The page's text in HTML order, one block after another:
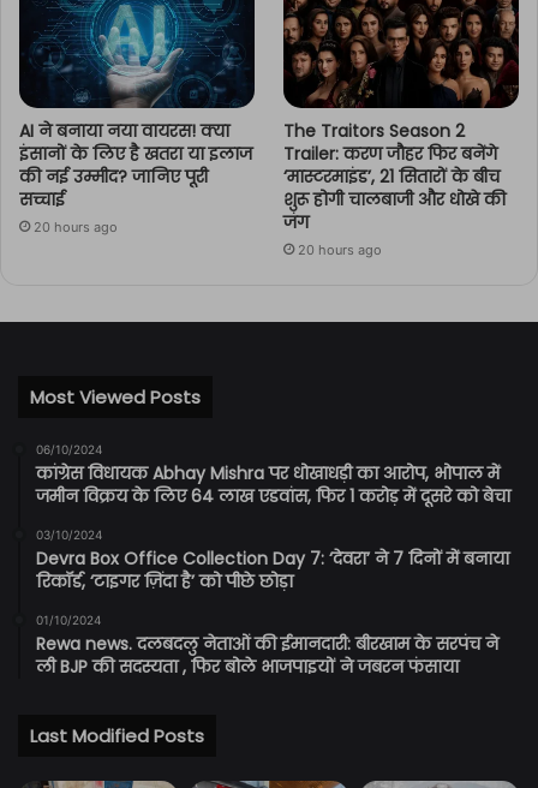
AI ने बनाया नया वायरस! क्या
इंसानों के लिए है खतरा या इलाज
की नई उम्मीद? जानिए पूरी
सच्चाई
20 hours ago
The Traitors Season 2
Trailer: करण जौहर फिर बनेंगे
‘मास्टरमाइंड’, 21 सितारों के बीच
शुरू होगी चालबाजी और धोखे की
जंग
20 hours ago
Most Viewed Posts
06/10/2024
कांग्रेस विधायक Abhay Mishra पर धोखाधड़ी का आरोप, भोपाल में
जमीन विक्रय के लिए 64 लाख एडवांस, फिर 1 करोड़ में दूसरे को बेचा
03/10/2024
Devra Box Office Collection Day 7: ‘देवरा’ ने 7 दिनों में बनाया
रिकॉर्ड, ‘टाइगर ज़िंदा है’ को पीछे छोड़ा
01/10/2024
Rewa news. दलबदलु नेताओं की ईमानदारी: बीरखाम के सरपंच ने
ली BJP की सदस्यता , फिर बोले भाजपाइयों ने जबरन फंसाया
Last Modified Posts